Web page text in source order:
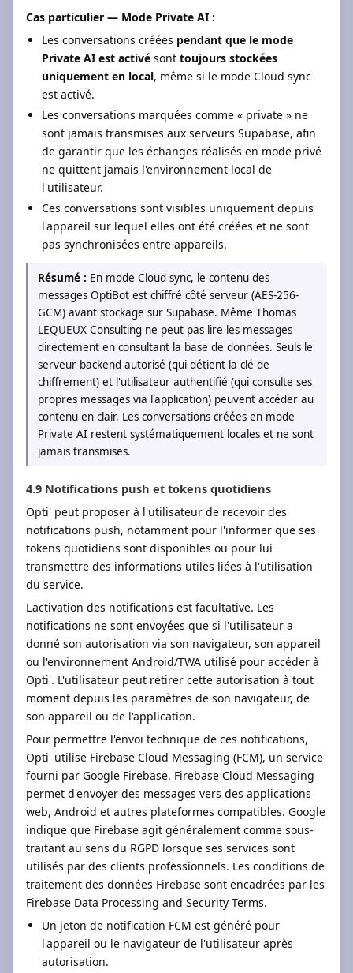
Cas particulier — Mode Private AI :
Les conversations créées pendant que le mode
Private AI est activé sont toujours stockées
uniquement en local, même si le mode Cloud sync
est activé.
Les conversations marquées comme « private » ne
sont jamais transmises aux serveurs Supabase, afin
de garantir que les échanges réalisés en mode privé
ne quittent jamais l'environnement local de
l'utilisateur.
Ces conversations sont visibles uniquement depuis
l'appareil sur lequel elles ont été créées et ne sont
pas synchronisées entre appareils.
Résumé : En mode Cloud sync, le contenu des
messages OptiBot est chiffré côté serveur (AES-256-
GCM) avant stockage sur Supabase. Même Thomas
LEQUEUX Consulting ne peut pas lire les messages
directement en consultant la base de données. Seuls le
serveur backend autorisé (qui détient la clé de
chiffrement) et l'utilisateur authentifié (qui consulte ses
propres messages via l'application) peuvent accéder au
contenu en clair. Les conversations créées en mode
Private AI restent systématiquement locales et ne sont
jamais transmises.
4.9 Notifications push et tokens quotidiens
Opti' peut proposer à l'utilisateur de recevoir des
notifications push, notamment pour l'informer que ses
tokens quotidiens sont disponibles ou pour lui
transmettre des informations utiles liées à l'utilisation
du service.
L'activation des notifications est facultative. Les
notifications ne sont envoyées que si l'utilisateur a
donné son autorisation via son navigateur, son appareil
ou l'environnement Android/TWA utilisé pour accéder à
Opti'. L'utilisateur peut retirer cette autorisation à tout
moment depuis les paramètres de son navigateur, de
son appareil ou de l'application.
Pour permettre l'envoi technique de ces notifications,
Opti' utilise Firebase Cloud Messaging (FCM), un service
fourni par Google Firebase. Firebase Cloud Messaging
permet d'envoyer des messages vers des applications
web, Android et autres plateformes compatibles. Google
indique que Firebase agit généralement comme sous-
traitant au sens du RGPD lorsque ses services sont
utilisés par des clients professionnels. Les conditions de
traitement des données Firebase sont encadrées par les
Firebase Data Processing and Security Terms.
Un jeton de notification FCM est généré pour
l'appareil ou le navigateur de l'utilisateur après
autorisation.